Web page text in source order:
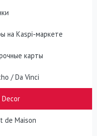
на Kaspi-маркете
карты
/ Da Vinci
Decor
de Maison